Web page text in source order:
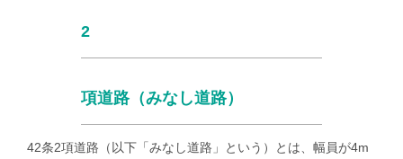
2
項道路（みなし道路）
42条2項道路（以下「みなし道路」という）とは、幅員が4m